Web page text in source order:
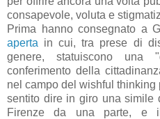
consapevole, voluta e
Prima hanno consegnato a
aperta in cui, tra prese di
genere, statuiscono una
conferimento della
nel campo del wishful
sentito dire in giro una simile
Firenze da una parte, e